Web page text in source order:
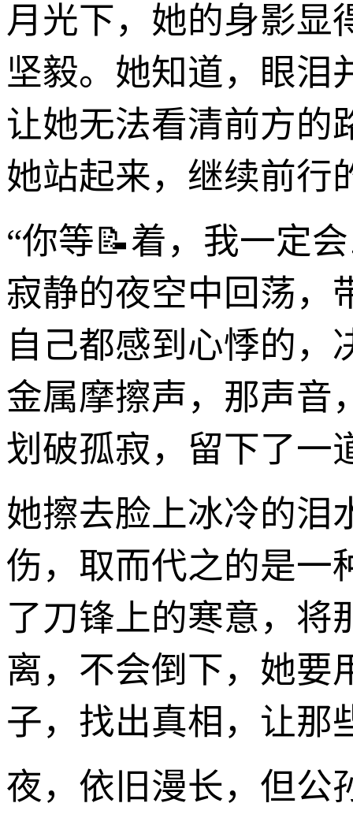
月光下，她的身影显
坚毅。她知道，眼泪
让她无法看清前方的
她站起来，继续前行
“你等📝着，我一定
寂静的夜空中回荡，
自己都感到心悸的，
金属摩擦声，那声音
划破孤寂，留下了一
她擦去脸上冰冷的泪
伤，取而代之的是一
了刀锋上的寒意，将
离，不会倒下，她要
子，找出真相，让那
夜，依旧漫长，但公